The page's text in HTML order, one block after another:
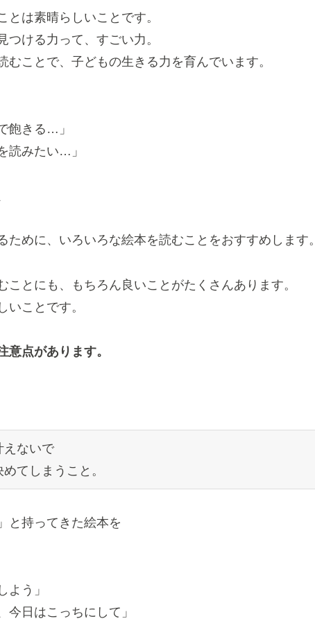
とは素晴らしいことです。
つける力って、すごい力。
むことで、子どもの生きる力を育んでいます。
飽きる…」
読みたい…」
ために、いろいろな絵本を読むことをおすすめします。
ことにも、もちろん良いことがたくさんあります。
いことです。
意点があります。
えないで
てしまうこと。
と持ってきた絵本を
よう」
今日はこっちにして」